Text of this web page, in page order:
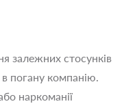
залежних стосунків
погану компанію.
наркоманії